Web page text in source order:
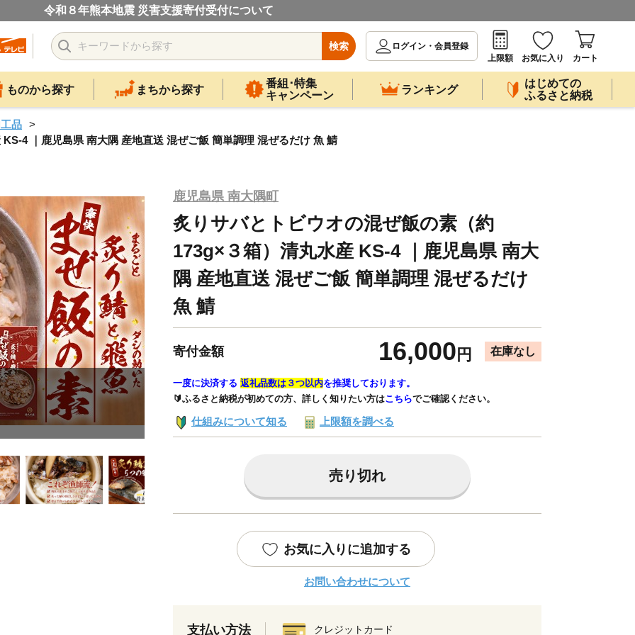
令和８年熊本地震 災害支援寄付受付について
検索
ログイン・会員登録
上限額
お気に入り カート
ものから探す まちから探す
番組･特集
キャンペーン
ランキング
はじめての
ふるさと納税
品
4 ｜鹿児島県 南大隅 産地直送 混ぜご飯 簡単調理 混ぜるだけ 魚 鯖
鹿児島県 南大隅町
炙りサバとトビウオの混ぜ飯の素（約
173g×３箱）清丸水産 KS-4 ｜鹿児島県 南大
隅 産地直送 混ぜご飯 簡単調理 混ぜるだけ
魚 鯖
寄付金額 16,000 円 在庫なし
一度に決済する 返礼品数は３つ以内を推奨しております。
🔰ふるさと納税が初めての方、詳しく知りたい方はこちらでご確認ください。
仕組みについて知る 上限額を調べる
売り切れ
お気に入りに追加する
お問い合わせについて
支払い方法 クレジットカード